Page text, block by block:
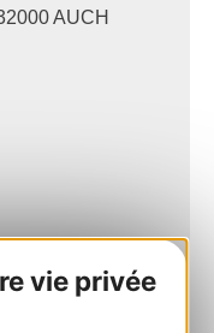
vie privée
AUCH